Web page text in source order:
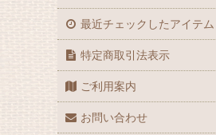
最近チェックしたアイテム
特定商取引法表示
ご利用案内
お問い合わせ